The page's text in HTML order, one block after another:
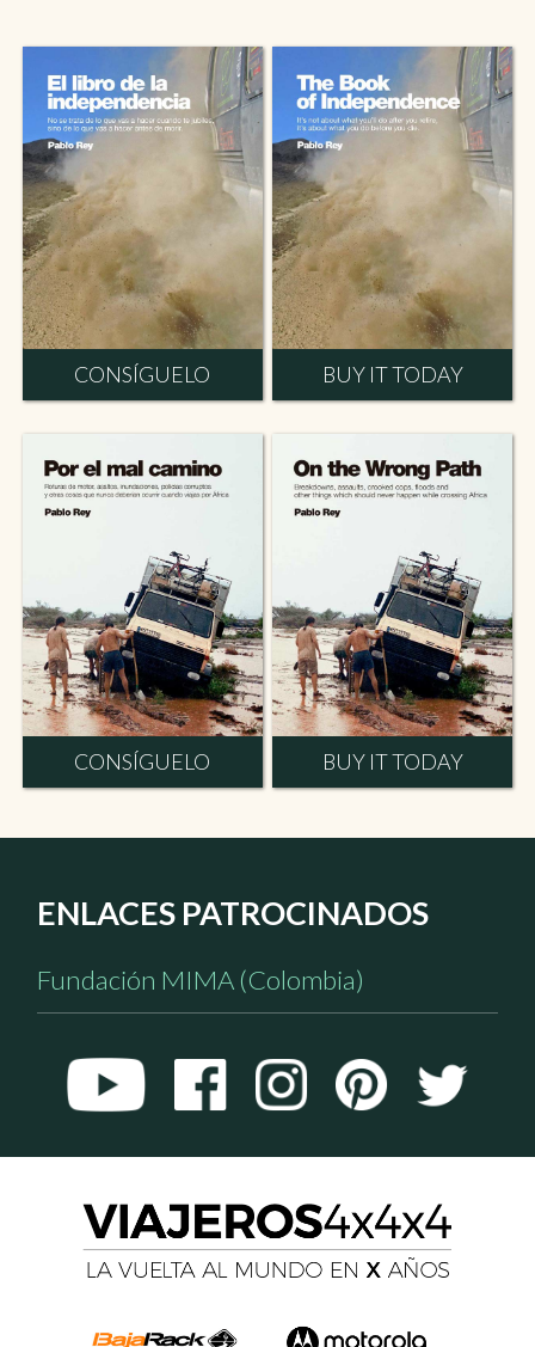
CONSÍGUELO BUY IT TODAY
CONSÍGUELO BUY IT TODAY
ENLACES PATROCINADOS
Fundación MIMA (Colombia)